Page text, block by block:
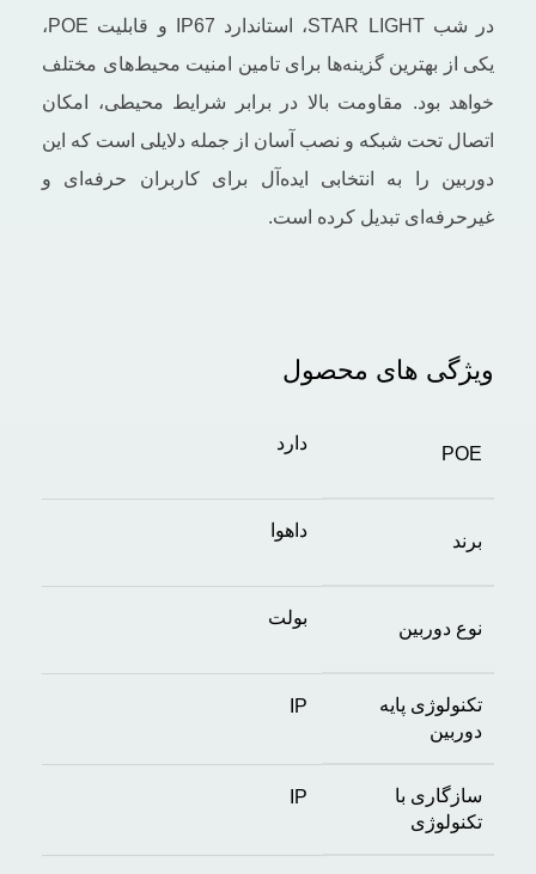
در شب STAR LIGHT، استاندارد IP67 و قابلیت POE،
یکی از بهترین گزینه‌ها برای تامین امنیت محیط‌های مختلف
خواهد بود. مقاومت بالا در برابر شرایط محیطی، امکان
اتصال تحت شبکه و نصب آسان از جمله دلایلی است که این
دوربین را به انتخابی ایده‌آل برای کاربران حرفه‌ای و
غیرحرفه‌ای تبدیل کرده است.
ویژگی های محصول
POE
دارد
برند
داهوا
نوع دوربین
بولت
تکنولوژی پایه
دوربین
IP
سازگاری با
تکنولوژی
IP